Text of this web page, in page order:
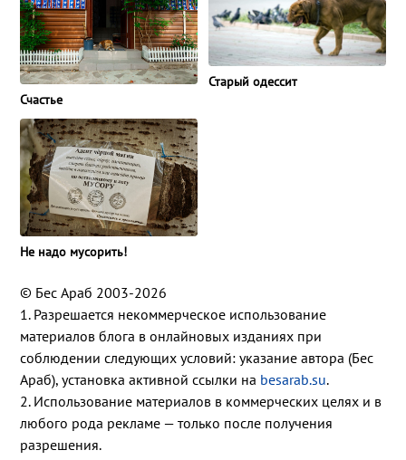
Счастье
Старый одессит
Не надо мусорить!
© Бес Араб 2003-2026
1. Разрешается некоммерческое использование
материалов блога в онлайновых изданиях при
соблюдении следующих условий: указание автора (Бес
Араб), установка активной ссылки на besarab.su.
2. Использование материалов в коммерческих целях и в
любого рода рекламе — только после получения
разрешения.